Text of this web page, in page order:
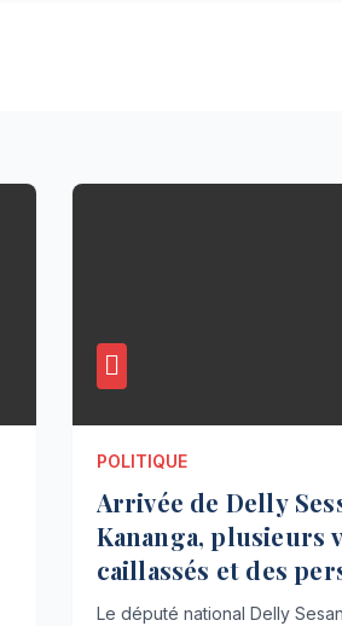
POLITIQUE
Arrivée de Delly
Kananga, plusieurs
caillassés et des
blessées
Le député national Delly